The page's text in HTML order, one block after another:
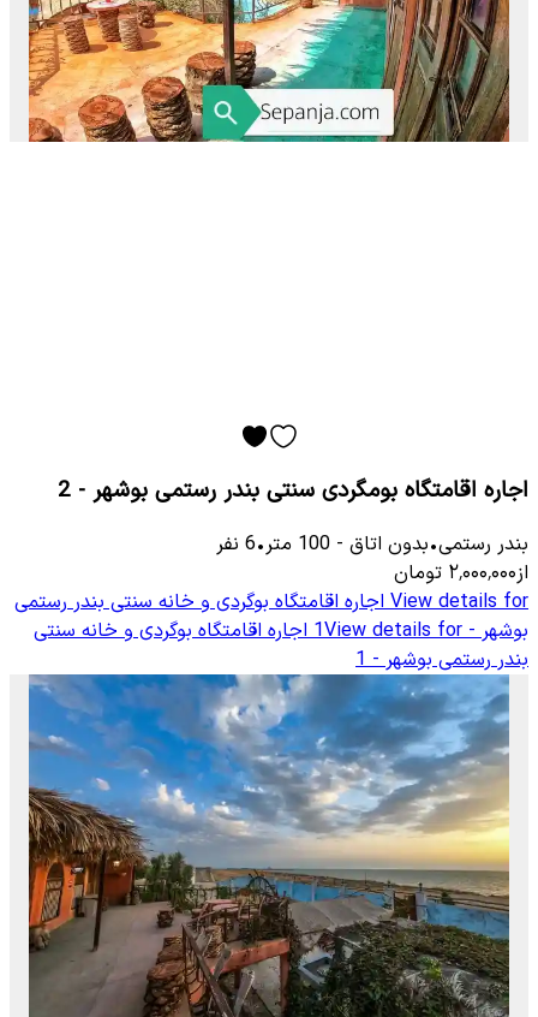
اجاره اقامتگاه بومگردی سنتی بندر رستمی بوشهر - 2
بندر رستمی•بدون اتاق -
100 متر•
6 نفر
از۲٬۰۰۰٬۰۰۰ تومان
View details for اجاره اقامتگاه بوگردی و خانه سنتی بندر رستمی
بوشهر - 1View details for اجاره اقامتگاه بوگردی و خانه سنتی
بندر رستمی بوشهر - 1